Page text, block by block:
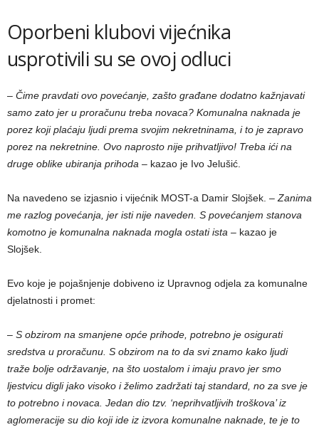
Oporbeni klubovi vijećnika
usprotivili su se ovoj odluci
– Čime pravdati ovo povećanje, zašto građane dodatno kažnjavati
samo zato jer u proračunu treba novaca? Komunalna naknada je
porez koji plaćaju ljudi prema svojim nekretninama, i to je zapravo
porez na nekretnine. Ovo naprosto nije prihvatljivo! Treba ići na
druge oblike ubiranja prihoda – kazao je Ivo Jelušić.
Na navedeno se izjasnio i vijećnik MOST-a Damir Slojšek. –Zanima
me razlog povećanja, jer isti nije naveden. S povećanjem stanova
komotno je komunalna naknada mogla ostati ista – kazao je
Slojšek.
Evo koje je pojašnjenje dobiveno iz Upravnog odjela za komunalne
djelatnosti i promet:
– S obzirom na smanjene opće prihode, potrebno je osigurati
sredstva u proračunu. S obzirom na to da svi znamo kako ljudi
traže bolje održavanje, na što uostalom i imaju pravo jer smo
ljestvicu digli jako visoko i želimo zadržati taj standard, no za sve je
to potrebno i novaca. Jedan dio tzv. ‘neprihvatljivih troškova’ iz
aglomeracije su dio koji ide iz izvora komunalne naknade, te je to